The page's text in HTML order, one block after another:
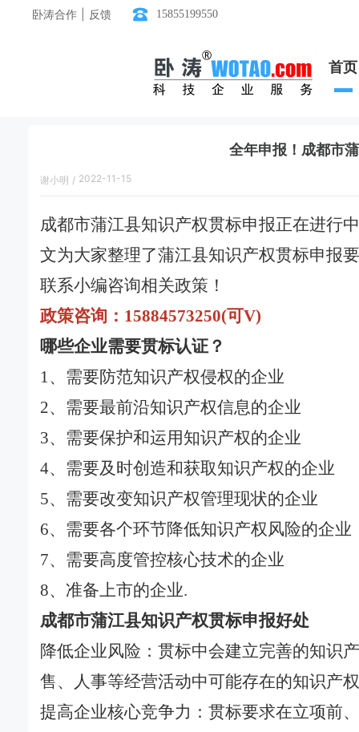
卧涛合作 | 反馈 15855199550
首页
全年申报！成都市
谢小明 / 2022-11-15
成都市蒲江县知识产权贯标申报正在进行
文为大家整理了蒲江县知识产权贯标申报
联系小编咨询相关政策！
政策咨询：15884573250(可V)
哪些企业需要贯标认证？
1、需要防范知识产权侵权的企业
2、需要最前沿知识产权信息的企业
3、需要保护和运用知识产权的企业
4、需要及时创造和获取知识产权的企业
5、需要改变知识产权管理现状的企业
6、需要各个环节降低知识产权风险的企业
7、需要高度管控核心技术的企业
8、准备上市的企业.
成都市蒲江县知识产权贯标申报好处
降低企业风险：贯标中会建立完善的知识
售、人事等经营活动中可能存在的知识产
提高企业核心竞争力：贯标要求在立项前